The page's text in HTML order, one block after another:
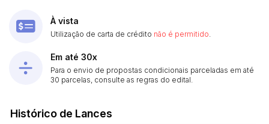
À vista
Utilização de carta de crédito não é permitido
Em até 30x
Para o envio de propostas condicionais parceladas em até
30 parcelas, consulte as regras do edital.
Histórico de Lances